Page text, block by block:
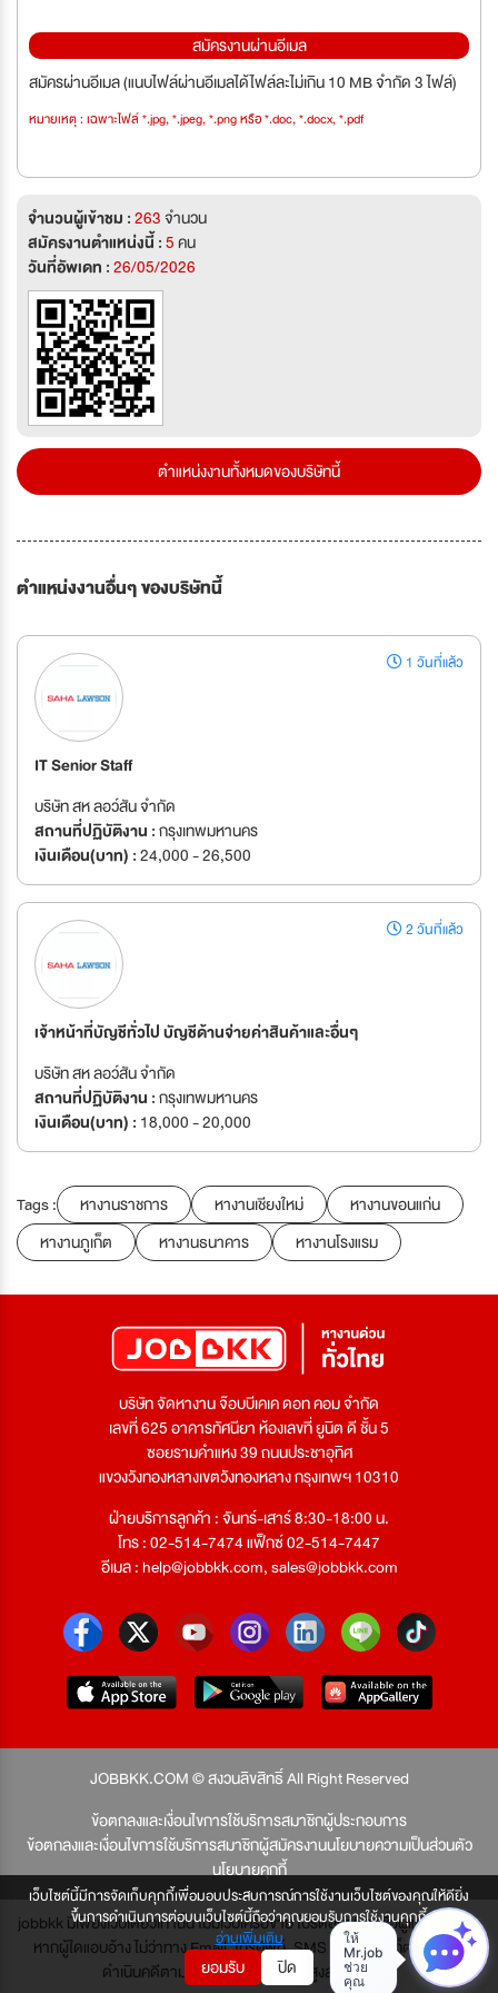
เว็บไซต์นี้มีการจัดเก็บคุกกี้เพื่อมอบประสบการณ์การใช้งานเว็บไซต์ของคุณให้ดียิ่ง
ขึ้นการดำเนินการต่อบนเว็บไซต์นี้ถือว่าคุณยอมรับการใช้งานคุกกี้
อ่านเพิ่มเติม
ยอมรับ ปิด
สมัครงานผ่านอีเมล
สมัครผ่านอีเมล (แนบไฟล์ผ่านอีเมลได้ไฟล์ละไม่เกิน 10 MB จำกัด 3 ไฟล์)
หมายเหตุ : เฉพาะไฟล์ *.jpg, *.jpeg, *.png หรือ *.doc, *.docx, *.pdf
จำนวนผู้เข้าชม :263จำนวน
สมัครงานตำแหน่งนี้ :5คน
วันที่อัพเดท :26/05/2026
ตำแหน่งงานทั้งหมดของบริษัทนี้
ตำแหน่งงานอื่นๆ ของบริษัทนี้
1 วันที่แล้ว
IT Senior Staff
บริษัท สห ลอว์สัน จำกัด
สถานที่ปฏิบัติงาน :กรุงเทพมหานคร
เงินเดือน(บาท) :24,000 - 26,500
2 วันที่แล้ว
เจ้าหน้าที่บัญชีทั่วไป บัญชีด้านจ่ายค่าสินค้าและอื่นๆ
บริษัท สห ลอว์สัน จำกัด
สถานที่ปฏิบัติงาน :กรุงเทพมหานคร
เงินเดือน(บาท) : 18,000 - 20,000
Tags : หางานราชการ หางานเชียงใหม่
หางานขอนแก่น
หางานภูเก็ต
หางานธนาคาร หางานโรงแรม
บริษัท จัดหางาน จ๊อบบีเคเค ดอท คอม จำกัด
เลขที่ 625 อาคารทัศนียา ห้องเลขที่ ยูนิต ดี ชั้น 5
ซอยรามคำแหง 39 ถนนประชาอุทิศ
แขวงวังทองหลางเขตวังทองหลาง กรุงเทพฯ 10310
ฝ่ายบริการลูกค้า : จันทร์-เสาร์ 8:30-18:00 น.
โทร : 02-514-7474 แฟ็กซ์ 02-514-7447
อีเมล :help@jobbkk.com,sales@jobbkk.com
JOBBKK.COM © สงวนลิขสิทธิ์ All Right Reserved
ข้อตกลงและเงื่อนไขการใช้บริการสมาชิกผู้ประกอบการ
ข้อตกลงและเงื่อนไขการใช้บริการสมาชิกผู้สมัครงานนโยบายความเป็นส่วนตัว
นโยบายคุกกี้
jobbkk มีเพียงเว็บเดียวเท่านั้น ไม่มีเว็บเครือข่าย โปรดอย่าหลงเชื่อผู้แอบอ้าง และ
หากผู้ใดแอบอ้าง ไม่ว่าทาง Email, โทรศัพท์, SMS หรือทางใดก็ตาม จะถูก
ดำเนินคดีตามที่กฎหมายบัญญัติไว้สูงสุด